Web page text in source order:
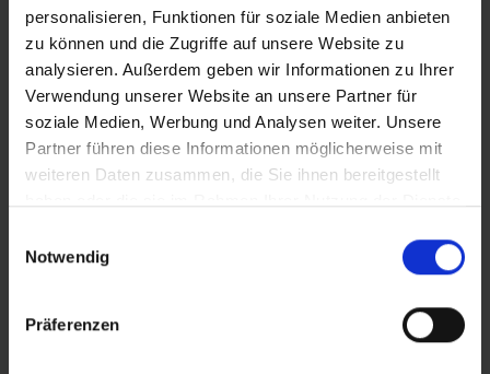
personalisieren, Funktionen für soziale Medien anbieten
zu können und die Zugriffe auf unsere Website zu
analysieren. Außerdem geben wir Informationen zu Ihrer
Verwendung unserer Website an unsere Partner für
soziale Medien, Werbung und Analysen weiter. Unsere
Partner führen diese Informationen möglicherweise mit
weiteren Daten zusammen, die Sie ihnen bereitgestellt
Notwendig
Präferenzen
Betrouwbare merkkwaliteit met een hoogwaardig 50 EPI
karkas.
PRODUCTINFORMATIE
Little Joe is gemaakt voor kinderen.
Het profiel past bij een mountainbike en toch rolt hij
goed op de straat. Little Joe is licht. Als vouwband